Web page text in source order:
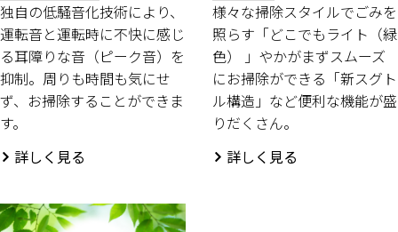
独自の低騒音化技術により、
運転音と運転時に不快に感じ
る耳障りな音（ピーク音）を
抑制。周りも時間も気にせ
ず、お掃除することができま
す。
詳しく見る
様々な掃除スタイルでごみを
照らす「どこでもライト（緑
色） 」やかがまずスムーズ
にお掃除ができる「新スグト
ル構造」など便利な機能が盛
りだくさん。
詳しく見る